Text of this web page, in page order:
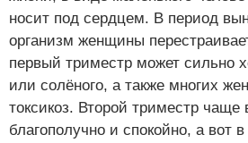
носит под сердцем. В период
организм женщины
первый триместр может сильно
или солёного, а также многих
токсикоз. Второй триместр чаще
благополучно и спокойно, а вот